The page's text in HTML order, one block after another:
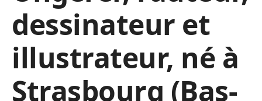
dessinateur et
illustrateur, né à
Strasbourg (Bas-